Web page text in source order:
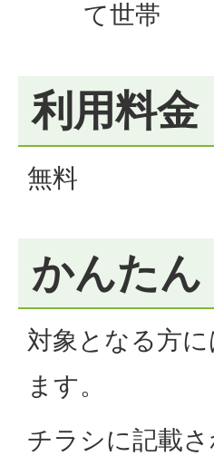
て世帯
利用料金
無料
かんたん
対象となる方
ます。
チラシに記載